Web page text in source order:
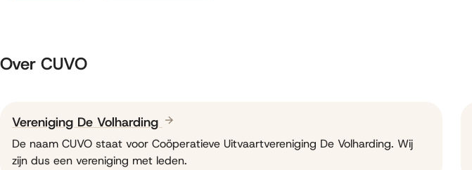
Over CUVO
Vereniging De Volharding
De naam CUVO staat voor Coöperatieve Uitvaartvereniging De Volharding. Wij
zijn dus een vereniging met leden.